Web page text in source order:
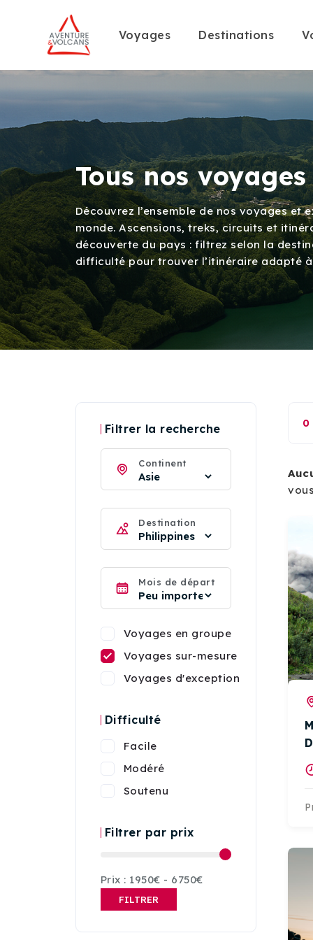
Voyages Destinations
Tous nos
Découvrez l’ensemble de nos voyages
monde. Ascensions, treks, circuits et
découverte du pays : filtrez selon la
difficulté pour trouver l’itinéraire adapté
Filtrer la recherche
Continent
Destination
Mois de départ
Voyages en groupe
Voyages sur-mesure
Voyages d'exception
Difficulté
Facile
Modéré
Soutenu
Filtrer par prix
Prix : 1950€ - 6750€
FILTRER
0